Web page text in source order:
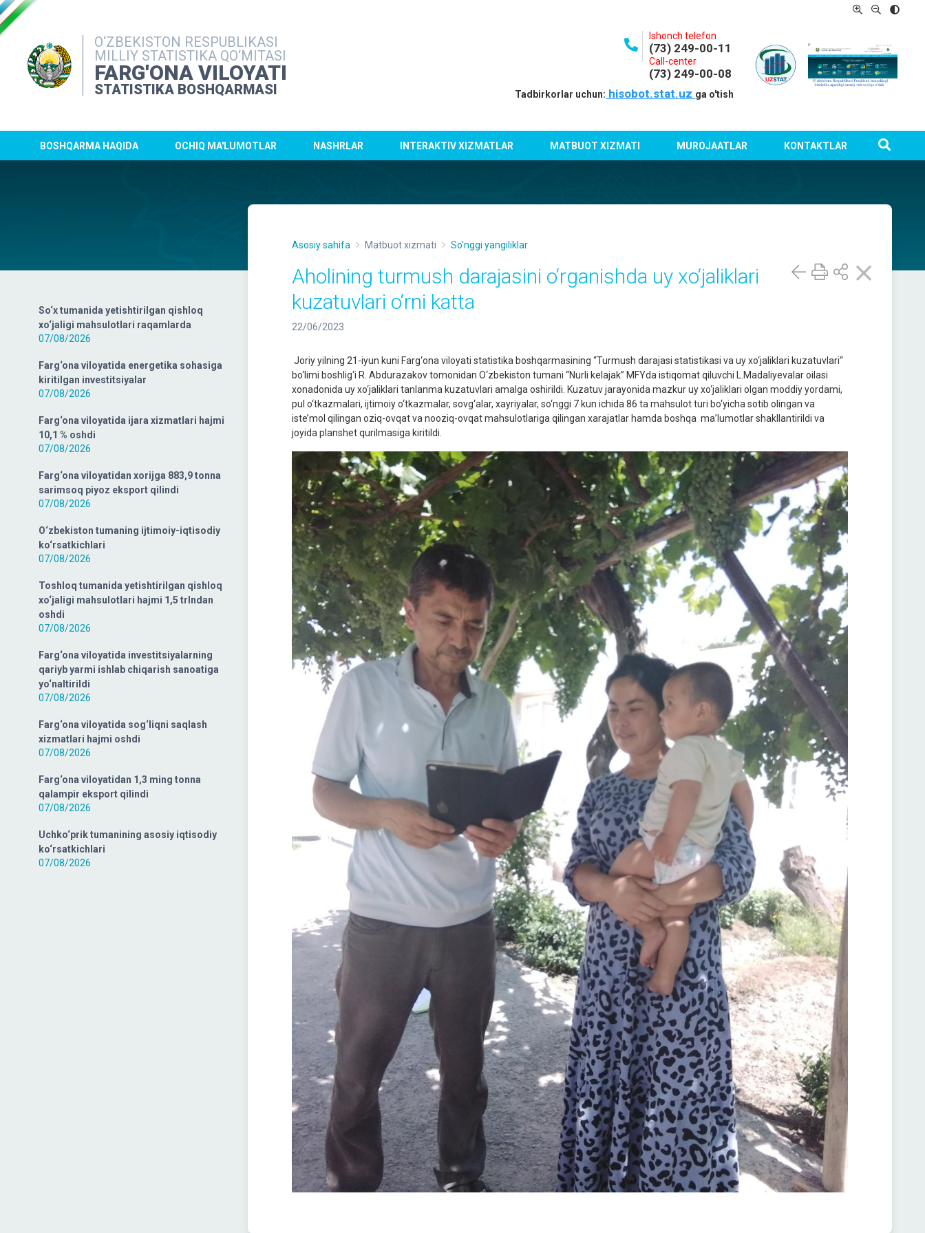
O‘ZBEKISTON RESPUBLIKASI
MILLIY STATISTIKA QO‘MITASI
FARG'ONA VILOYATI
STATISTIKA BOSHQARMASI
Ishonch telefon
(73) 249-00-11
Call-center
(73) 249-00-08
Tadbirkorlar uchun: hisobot.stat.uz ga o'tish
BOSHQARMA HAQIDA OCHIQ MA'LUMOTLAR NASHRLAR INTERAKTIV XIZMATLAR MATBUOT XIZMATI MUROJAATLAR KONTAKTLAR
So‘x tumanida yetishtirilgan qishloq
xo‘jaligi mahsulotlari raqamlarda
07/08/2026
Farg‘ona viloyatida energetika sohasiga
kiritilgan investitsiyalar
07/08/2026
Farg‘ona viloyatida ijara xizmatlari hajmi
10,1 % oshdi
07/08/2026
Farg‘ona viloyatidan xorijga 883,9 tonna
sarimsoq piyoz eksport qilindi
07/08/2026
O‘zbekiston tumaning ijtimoiy-iqtisodiy
ko‘rsatkichlari
07/08/2026
Toshloq tumanida yetishtirilgan qishloq
xo‘jaligi mahsulotlari hajmi 1,5 trlndan
oshdi
07/08/2026
Farg‘ona viloyatida investitsiyalarning
qariyb yarmi ishlab chiqarish sanoatiga
yo‘naltirildi
07/08/2026
Farg‘ona viloyatida sog‘liqni saqlash
xizmatlari hajmi oshdi
07/08/2026
Farg‘ona viloyatidan 1,3 ming tonna
qalampir eksport qilindi
07/08/2026
Uchko‘prik tumanining asosiy iqtisodiy
ko‘rsatkichlari
07/08/2026
Asosiy sahifa Matbuot xizmati So'nggi yangiliklar
Aholining turmush darajasini o‘rganishda uy xo‘jaliklari
kuzatuvlari o‘rni katta
22/06/2023
Joriy yilning 21-iyun kuni Farg‘ona viloyati statistika boshqarmasining “Turmush darajasi statistikasi va uy xo‘jaliklari kuzatuvlari“
bo‘limi boshlig‘i R. Abdurazakov tomonidan O‘zbekiston tumani “Nurli kelajak” MFYda istiqomat qiluvchi L.Madaliyevalar oilasi
xonadonida uy xo‘jaliklari tanlanma kuzatuvlari amalga oshirildi. Kuzatuv jarayonida mazkur uy xo‘jaliklari olgan moddiy yordami,
pul o‘tkazmalari, ijtimoiy o‘tkazmalar, sovg‘alar, xayriyalar, so‘nggi 7 kun ichida 86 ta mahsulot turi bo‘yicha sotib olingan va
iste’mol qilingan oziq-ovqat va nooziq-ovqat mahsulotlariga qilingan xarajatlar hamda boshqa ma’lumotlar shakllantirildi va
joyida planshet qurilmasiga kiritildi.